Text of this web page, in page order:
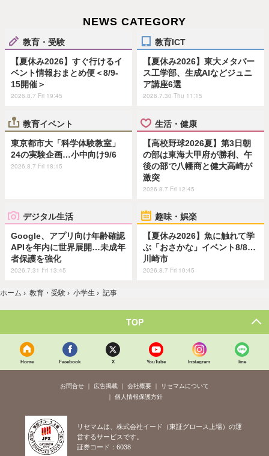
NEWS CATEGORY
教育・受験
【夏休み2026】すぐ行けるイ
ベント情報おまとめ便＜8/9-
15開催＞
2026.8.7 Fri 19:45
教育ICT
【夏休み2026】東大メタバー
ス工学部、生成AIなどジュニ
ア講座6選
2026.7.30 Thu 11:15
教育イベント
東京都市大「科学体験教室」
24の実験企画…小中向け9/6
2026.8.7 Fri 18:15
生活・健康
【高校野球2026夏】第3日朝
の部は東海大甲府が勝利、午
後の部で八幡商と健大高崎が
激突
2026.8.7 Fri 12:45
デジタル生活
Google、アプリ向け年齢確認
APIを年内に世界展開…未成年
者保護を強化
2026.7.31 Fri 13:45
趣味・娯楽
【夏休み2026】魚に触れて学
ぶ「おさかな」イベント8/8…
川崎市
2026.8.7 Fri 10:45
ホーム › 教育・受験 › 小学生 › 記事
TOP
Home Facebook X YouTube Instagram line
お問合せ 広告掲載 会社概要
リセマムについて
個人情報保護方針
リセマムは、株式会社イード（東証グロース上場）の運
営するサービスです。
証券コード：6038